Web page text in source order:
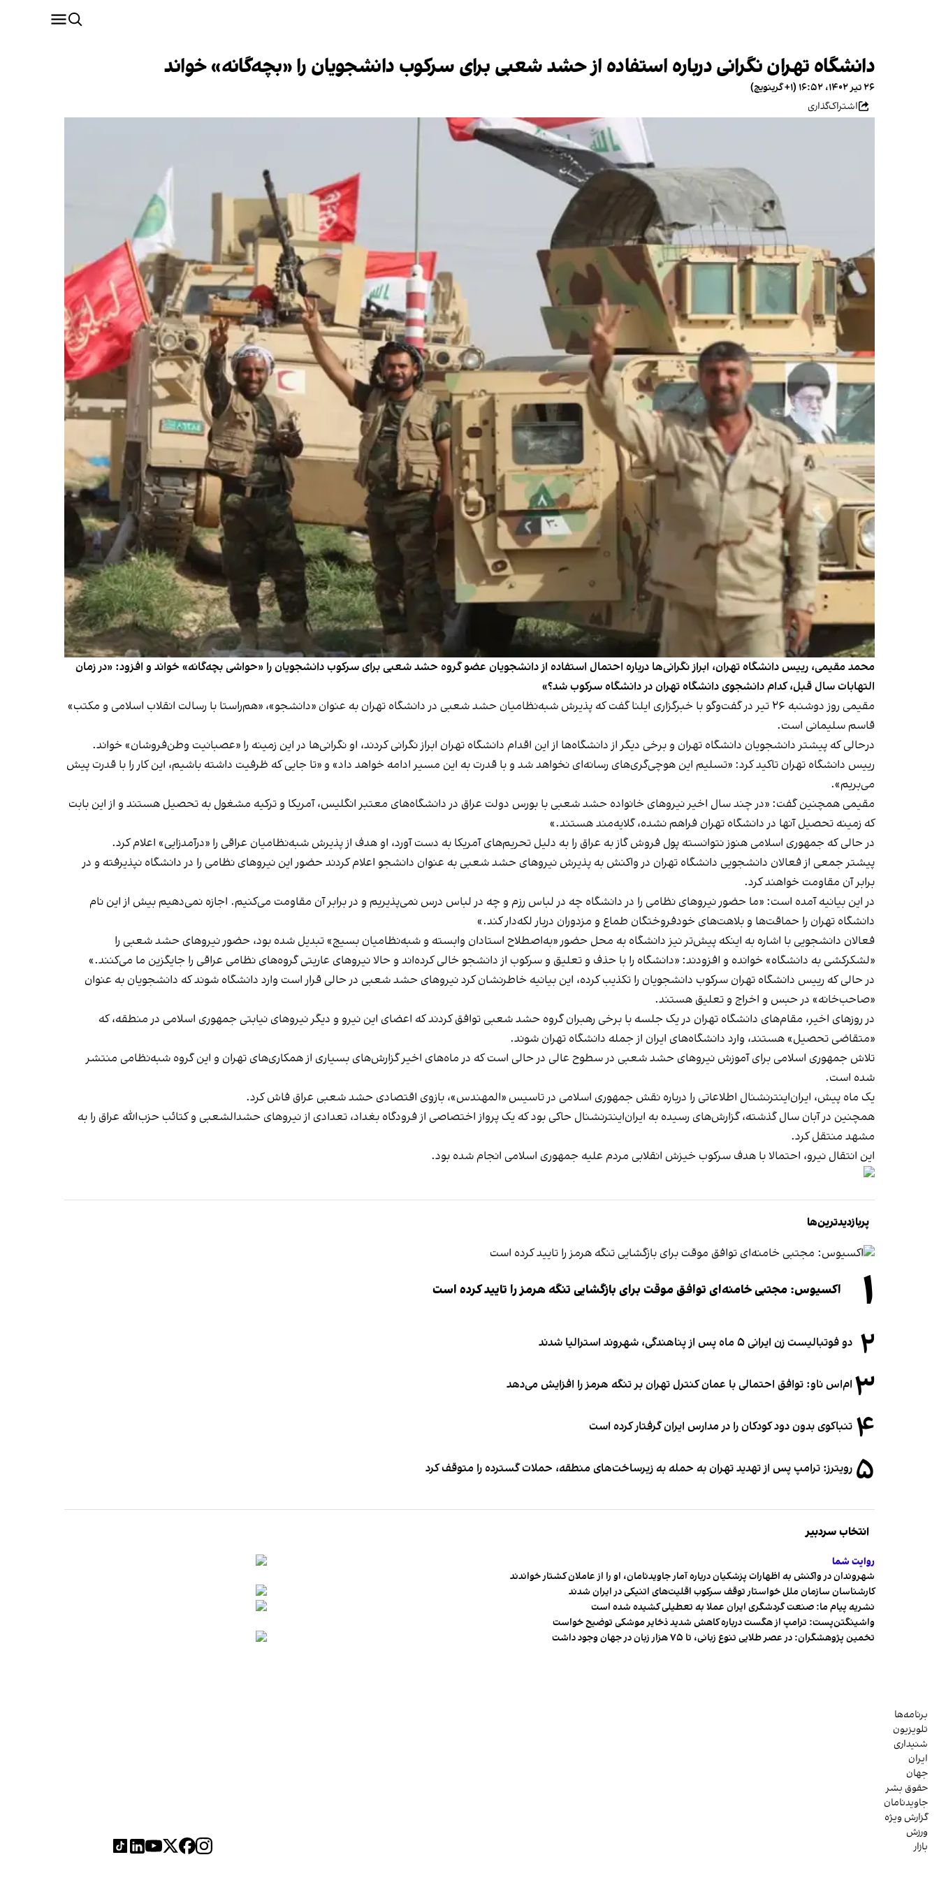
دانشگاه تهران نگرانی‌ درباره استفاده از حشد شعبی برای سرکوب دانشجویان را «بچه‌گانه» خواند
۲۶ تیر ۱۴۰۲، ۱۶:۵۲ (‎+۱ گرینویچ)
اشتراک‌گذاری
محمد مقیمی، رییس دانشگاه تهران، ابراز نگرانی‌ها درباره احتمال استفاده از دانشجویان عضو گروه حشد شعبی برای سرکوب دانشجویان را «حواشی بچه‌گانه» خواند و افزود: «در زمان
التهابات سال قبل، کدام دانشجوی دانشگاه تهران در دانشگاه سرکوب شد؟»
مقیمی روز دوشنبه ۲۶ تیر در گفت‌وگو با خبرگزاری ایلنا گفت که پذیرش شبه‌نظامیان حشد شعبی در دانشگاه تهران به عنوان «دانشجو»، «هم‌راستا با رسالت انقلاب اسلامی و مکتب»
قاسم سلیمانی است.
درحالی که پیشتر دانشجویان دانشگاه تهران و برخی دیگر از دانشگاه‌ها از این اقدام دانشگاه تهران ابراز نگرانی کردند، او نگرانی‌ها در این زمینه را «عصبانیت وطن‌فروشان» خواند.
رییس دانشگاه تهران تاکید کرد: «تسلیم این هوچی‌گری‌های رسانه‌ای نخواهد شد و با قدرت‌ به این مسیر ادامه خواهد داد» و «تا جایی که ظرفیت داشته باشیم، این کار را با قدرت پیش
می‌بریم».
مقیمی همچنین گفت: «در چند سال اخیر نیروهای خانواده حشد شعبی با بورس دولت عراق در دانشگاه‌های معتبر انگلیس، آمریکا و ترکیه مشغول به تحصیل هستند و از این بابت
که زمینه تحصیل آنها در دانشگاه تهران فراهم نشده، گلایه‌مند هستند.»
در حالی که جمهوری اسلامی هنوز نتوانسته پول فروش گاز به عراق را به دلیل تحریم‌های آمریکا به دست آورد، او هدف از پذیرش شبه‌نظامیان عراقی را «درآمدزایی» اعلام کرد.
پیشتر جمعی از فعالان دانشجویی دانشگاه تهران در واکنش به پذیرش نیروهای حشد شعبی به عنوان دانشجو اعلام کردند حضور این نیروهای نظامی را در دانشگاه نپذیرفته و در
برابر آن مقاومت خواهند کرد.
در این بیانیه آمده است: «ما حضور نیروهای نظامی را در دانشگاه چه در لباس رزم و چه در لباس درس نمی‌پذیریم و در برابر آن مقاومت می‌کنیم. اجازه نمی‌دهیم بیش از این نام
دانشگاه تهران را حماقت‌ها و بلاهت‌های خودفروختگان طماع و مزدوران دربار لکه‌دار کند.»
فعالان دانشجویی با اشاره به اینکه پیش‌تر نیز دانشگاه به محل حضور «به‌اصطلاح استادان وابسته و شبه‌نظامیان بسیج» تبدیل شده بود، حضور نیروهای حشد شعبی را
«لشکرکشی به دانشگاه» خوانده و افزودند: «دانشگاه را با حذف و تعلیق و سرکوب از دانشجو خالی کرده‌اند و حالا نیروهای عاریتی گروه‌های ‌نظامی عراقی را جایگزین ما می‌کنند.»
در حالی که رییس دانشگاه تهران سرکوب دانشجویان را تکذیب کرده، این بیانیه خاطرنشان کرد نیروهای حشد شعبی در حالی قرار است وارد دانشگاه شوند که دانشجویان به عنوان
«صاحب‌خانه» در حبس و اخراج و تعلیق هستند.
در روزهای اخیر، مقام‌های دانشگاه تهران در یک جلسه با برخی رهبران گروه حشد شعبی توافق کردند که اعضای این نیرو و دیگر نیروهای نیابتی جمهوری اسلامی در منطقه، که
«متقاضی تحصیل» هستند، وارد دانشگاه‌های ایران از جمله دانشگاه تهران شوند.
تلاش جمهوری اسلامی برای آموزش نیروهای حشد شعبی در سطوح عالی در حالی است که در ماه‌های اخیر گزارش‌های بسیاری از همکاری‌های تهران و این گروه شبه‌نظامی منتشر
شده است.
یک ماه پیش، ایران‌اینترنشنال اطلاعاتی را درباره نقش جمهوری اسلامی در تاسیس «المهندس»، بازوی اقتصادی حشد شعبی عراق فاش کرد.
همچنین در آبان سال گذشته، گزارش‌های رسیده به ایران‌اینترنشنال حاکی بود که یک پرواز اختصاصی از فرودگاه بغداد، تعدادی از نیروهای حشدالشعبی و کتائب حزب‌الله عراق را به
مشهد منتقل کرد.
این انتقال نیرو، احتمالا با هدف سرکوب خیزش انقلابی مردم علیه جمهوری اسلامی انجام شده بود.
پربازدیدترین‌ها
۱ اکسیوس: مجتبی خامنه‌ای توافق موقت برای بازگشایی تنگه هرمز را تایید کرده است
۲ دو فوتبالیست زن ایرانی ۵ ماه پس از پناهندگی، شهروند استرالیا شدند
۳ ام‌اس ناو: توافق احتمالی با عمان کنترل تهران بر تنگه هرمز را افزایش می‌دهد
۴ تنباکوی بدون دود کودکان را در مدارس ایران گرفتار کرده است
۵ رویترز: ترامپ پس از تهدید تهران به حمله به زیرساخت‌های منطقه، حملات گسترده را متوقف کرد
انتخاب سردبیر
روایت شما
شهروندان در واکنش به اظهارات پزشکیان درباره آمار جاویدنامان، او را از عاملان کشتار خواندند
کارشناسان سازمان ملل خواستار توقف سرکوب اقلیت‌های اتنیکی در ایران شدند
نشریه پیام ما: صنعت گردشگری ایران عملا به تعطیلی کشیده شده است
واشینگتن‌پست: ترامپ از هگست درباره کاهش شدید ذخایر موشکی توضیح خواست
تخمین پژوهشگران: در عصر طلایی تنوع زبانی، تا ۷۵ هزار زبان در جهان وجود داشت
برنامه‌ها
تلویزیون
شنیداری
ایران
جهان
حقوق بشر
جاویدنامان
گزارش ویژه
ورزش
بازار